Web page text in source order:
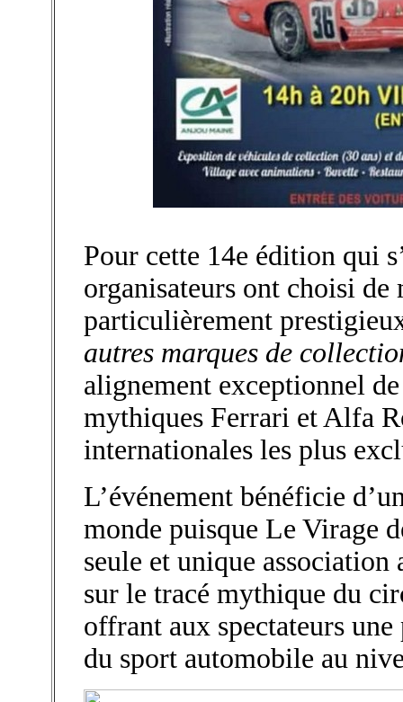
Pour cette 14e édition qui
organisateurs ont choisi de
particulièrement
autres marques de
alignement exceptionnel
mythiques Ferrari et Alfa
internationales les plus
L’événement bénéficie
monde puisque Le Virage
seule et unique
sur le tracé mythique du
offrant aux spectateurs
du sport automobile au